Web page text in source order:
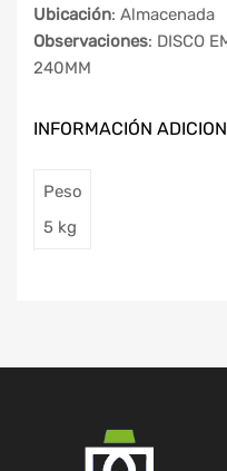
Ubicación: Almacenada
Observaciones: DISCO
240MM
INFORMACIÓN
Peso
5 kg